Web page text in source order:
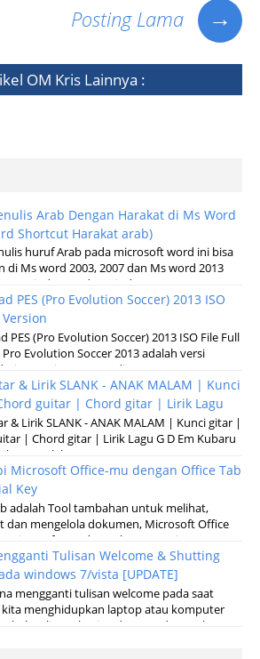
Posting Lama
→
OM KrisLainnya :
Arab Dengan Harakat di Ms Word
Shortcut Harakat arab)
huruf Arab pada microsoft word ini bisa
di Ms word 2003, 2007 dan Ms word 2013
XP, Windows 7 dan windows v...
PES (Pro Evolution Soccer) 2013 ISO
PES (Pro Evolution Soccer) 2013 ISO File Full
Evolution Soccer 2013 adalah versi
permainan pertandinga...
& Lirik SLANK - ANAK MALAM | Kunci
guitar | Chord gitar | Lirik Lagu
& Lirik SLANK - ANAK MALAM | Kunci gitar |
| Chord gitar | Lirik Lagu G D Em Kubaru
Setelah sun...
Microsoft Office-mu dengan Office Tab
Key
adalah Tool tambahan untuk melihat,
dan mengelola dokumen, Microsoft Office
microsoft Word, Excel, Powerpoint...
Tulisan Welcome & Shutting
windows 7/vista [UPDATE]
mengganti tulisan welcome pada saat
menghidupkan laptop atau komputer
tulisan shuting down pada saat k...